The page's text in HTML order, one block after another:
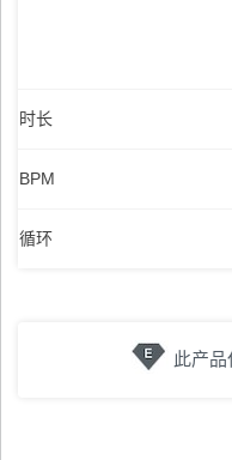
时长
BPM
循环
此产品